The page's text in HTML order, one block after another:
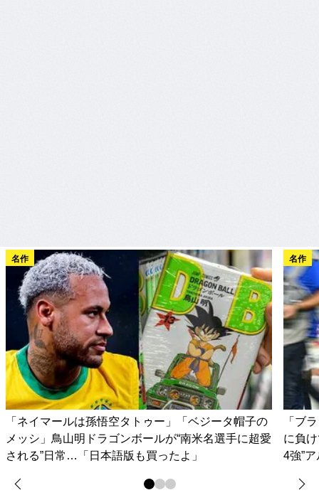
名作
「ネイマールは孫悟空タトゥー」「ベジータ帽子の
メッシ」鳥山明ドラゴンボールが“南米名選手に超愛
される”日常…「日本語版も買ったよ」
名作
「ブ
に負
4強”